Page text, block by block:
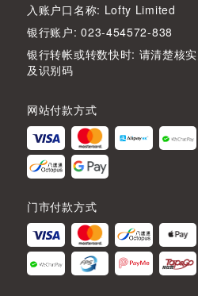
入账户口名称: Lofty Limited
银行账户: 023-454572-838
银行转帐或转数快时: 请清楚核
及识别码
网站付款方式
门市付款方式